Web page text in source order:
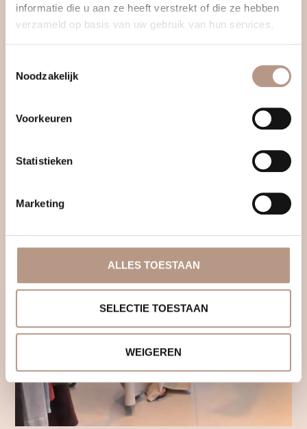
informatie die u aan ze heeft verstrekt of die ze hebben
verzameld op basis van uw gebruik van hun services.
Noodzakelijk
Voorkeuren
Statistieken
Marketing
ALLES TOESTAAN
SELECTIE TOESTAAN
WEIGEREN